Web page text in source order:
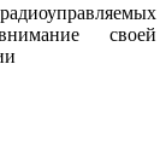
своей